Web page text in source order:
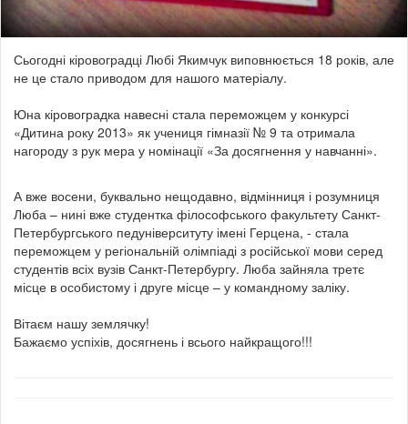
Сьогодні кіровоградці Любі Якимчук виповнюється 18 років, але
не це стало приводом для нашого матеріалу.
Юна кіровоградка навесні стала переможцем у конкурсі
«Дитина року 2013» як учениця гімназії № 9 та отримала
нагороду з рук мера у номінації «За досягнення у навчанні».
А вже восени, буквально нещодавно, відмінниця і розумниця
Люба – нині вже студентка філософського факультету Санкт-
Петербургського педуніверситуту імені Герцена, - стала
переможцем у регіональній олімпіаді з російської мови серед
студентів всіх вузів Санкт-Петербургу. Люба зайняла третє
місце в особистому і друге місце – у командному заліку.
Вітаєм нашу землячку!
Бажаємо успіхів, досягнень і всього найкращого!!!